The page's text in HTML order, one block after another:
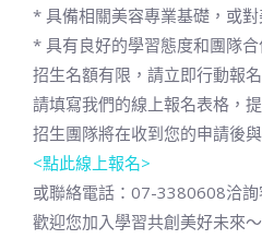
* 具備相關美容專業基礎，或對
* 具有良好的學習態度和團隊合
招生名額有限，請立即行動報名
請填寫我們的線上報名表格，
招生團隊將在收到您的申請後與
<點此線上報名>
或聯絡電話：07-3380608洽詢
歡迎您加入學習共創美好未來～